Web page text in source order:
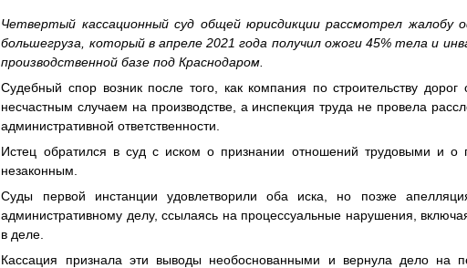
Четвертый кассационный суд общей юрисдикции рассмотрел жалобу
большегруза, который в апреле 2021 года получил ожоги 45% тела и
производственной базе под Краснодаром.
Судебный спор возник после того, как компания по строительству дорог
несчастным случаем на производстве, а инспекция труда не провела
административной ответственности.
Истец обратился в суд с иском о признании отношений трудовыми и о
незаконным.
Суды первой инстанции удовлетворили оба иска, но позже
административному делу, ссылаясь на процессуальные нарушения,
в деле.
Кассация признала эти выводы необоснованными и вернула дело на